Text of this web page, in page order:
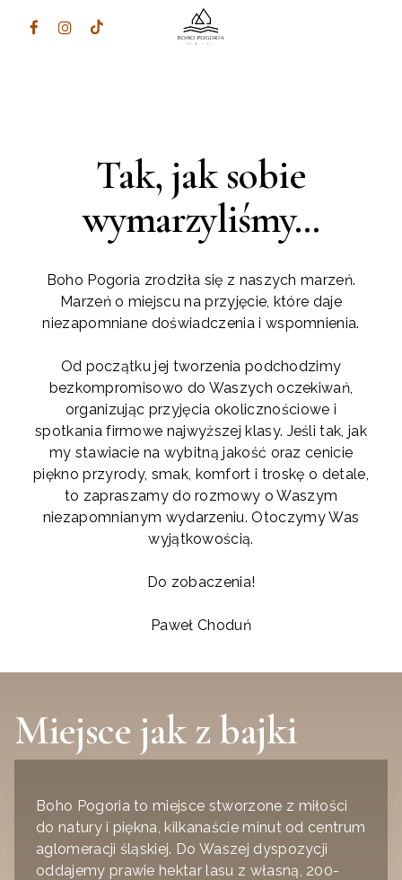
Tak, jak sobie
wymarzyliśmy…
Boho Pogoria zrodziła się z naszych marzeń.
Marzeń o miejscu na przyjęcie, które daje
niezapomniane doświadczenia i wspomnienia.
Od początku jej tworzenia podchodzimy
bezkompromisowo do Waszych oczekiwań,
organizując przyjęcia okolicznościowe i
spotkania firmowe najwyższej klasy. Jeśli tak, jak
my stawiacie na wybitną jakość oraz cenicie
piękno przyrody, smak, komfort i troskę o detale,
to zapraszamy do rozmowy o Waszym
niezapomnianym wydarzeniu. Otoczymy Was
wyjątkowością.
Do zobaczenia!
Paweł Choduń
Miejsce jak z bajki
Boho Pogoria to miejsce stworzone z miłości
do natury i piękna, kilkanaście minut od centrum
aglomeracji śląskiej. Do Waszej dyspozycji
oddajemy prawie hektar lasu z własną, 200-